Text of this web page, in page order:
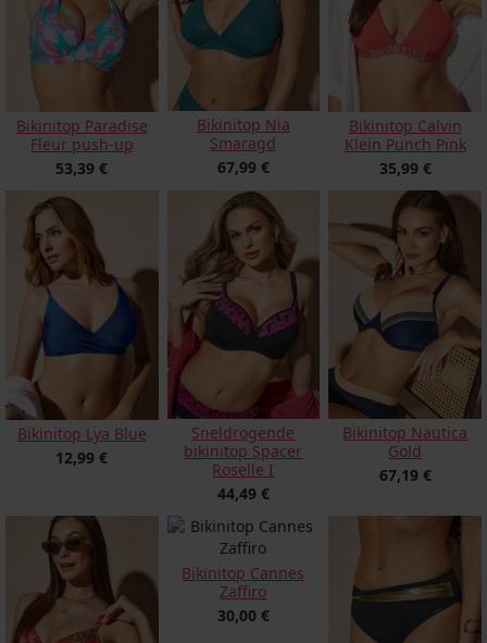
Bikinitop Paradise
Fleur push-up
53,39 €
Bikinitop Nia
Smaragd
67,99 €
Bikinitop Calvin
Klein Punch Pink
35,99 €
Bikinitop Lya Blue
12,99 €
Sneldrogende
bikinitop Spacer
Roselle I
44,49 €
Bikinitop Nautica
Gold
67,19 €
Bikinitop Cannes
Zaffiro
30,00 €